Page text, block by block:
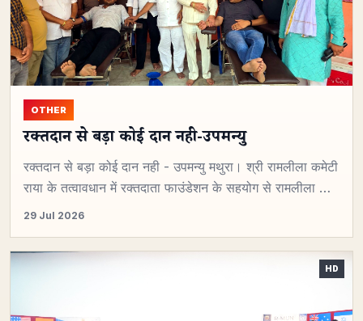
OTHER
रक्तदान से बड़ा कोई दान नही-उपमन्यु
रक्तदान से बड़ा कोई दान नही - उपमन्यु मथुरा। श्री रामलीला कमेटी
राया के तत्वावधान में रक्तदाता फाउंडेशन के सहयोग से रामलीला …
29 Jul 2026